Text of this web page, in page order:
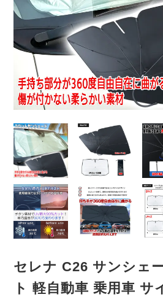
セレナ C26 サンシェ
ト 軽自動車 乗用車 サ